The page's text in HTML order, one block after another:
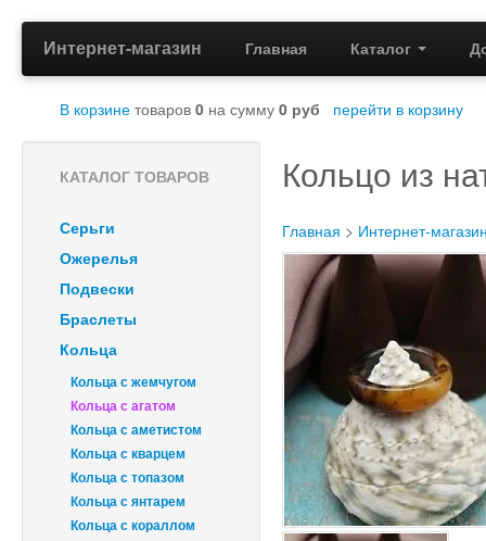
Интернет-магазин Главная Каталог
В корзине товаров 0 на сумму 0 руб перейти в корзину
КАТАЛОГ ТОВАРОВ
Серьги
Ожерелья
Подвески
Браслеты
Кольца
Кольца с жемчугом
Кольца с агатом
Кольца с аметистом
Кольца с кварцем
Кольца с топазом
Кольца с янтарем
Кольца с кораллом
Кольцо из
Главная > Интернет-